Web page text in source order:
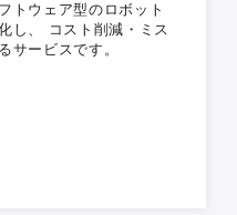
トウェア型のロボット
し、 コスト削減・ミス
サービスです。